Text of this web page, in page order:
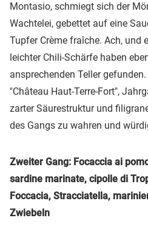
Montasio, schmiegt sich der
Wachtelei, gebettet auf eine
Tupfer Crème fraîche. Ach, und
leichter Chili-Schärfe haben
ansprechenden Teller
"Château Haut-Terre-Fort",
zarter Säurestruktur und
des Gangs zu wahren und
Zweiter Gang: Focaccia ai
sardine marinate, cipolle di
Foccacia, Stracciatella,
Zwiebeln